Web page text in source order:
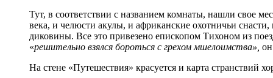
Тут, в соответствии с названием комнаты, нашли свое
века, и челюсти акулы, и африканские охотничьи
диковины. Все это привезено епископом Тихоном из
«решительно взялся бороться с грехом мшелоимства»,
На стене «Путешествия» красуется и карта странствий